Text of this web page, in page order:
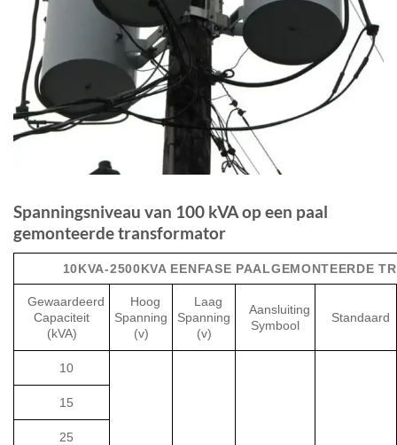
Spanningsniveau van 100 kVA op een paal
gemonteerde transformator
10KVA-2500KVA EENFASE PAALGEMONTEERDE
Gewaardeerd
Capaciteit
(kVA)
Hoog
Spanning
(v)
Laag
Spanning
(v)
Aansluiting
Symbool
Standaard
10
15
25